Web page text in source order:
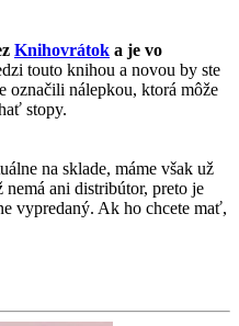
Knihovrátok a je vo
touto knihou a novou by ste
označili nálepkou, ktorá môže
stopy.
na sklade, máme však už
ani distribútor, preto je
vypredaný. Ak ho chcete mať,